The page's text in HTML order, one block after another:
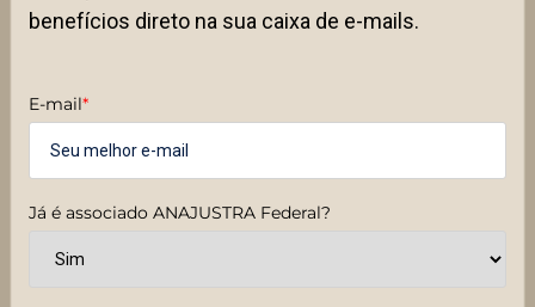
benefícios direto na sua caixa de e-mails.
E-mail*
Já é associado ANAJUSTRA Federal?